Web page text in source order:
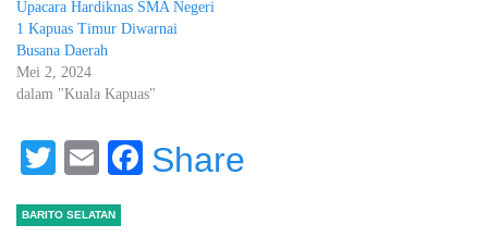
Upacara Hardiknas SMA Negeri
1 Kapuas Timur Diwarnai
Busana Daerah
Mei 2, 2024
dalam "Kuala Kapuas"
Twitter
EmailFacebook
Share
BARITO SELATAN